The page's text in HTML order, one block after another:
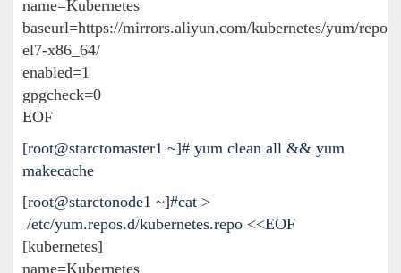
name=Kubernetes
baseurl=https://mirrors.aliyun.com/kubernetes/yum/repos/
el7-x86_64/
enabled=1
gpgcheck=0
EOF
[root@starctomaster1 ~]# yum clean all && yum
makecache
[root@starctonode1 ~]#cat >
/etc/yum.repos.d/kubernetes.repo <<EOF
[kubernetes]
name=Kubernetes